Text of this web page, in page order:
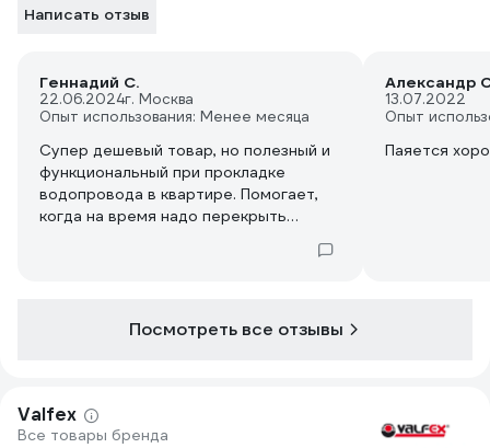
Написать отзыв
Геннадий С.
22.06.2024г. Москва
Опыт использования: Менее месяца
Супер дешевый товар, но полезный и
функциональный при прокладке
водопровода в квартире. Помогает,
когда на время надо перекрыть
Александр
13.07.2022
Опыт
Паяется
Посмотреть все отзывы
Valfex
Все товары бренда